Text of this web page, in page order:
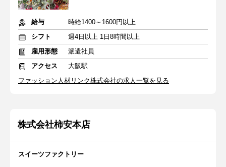
給与
時給1400～1600円以上
シフト
週4日以上 1日8時間以上
雇用形態
派遣社員
アクセス
大阪駅
ファッション人材リンク株式会社の求人一覧を見る
株式会社柿安本店
スイーツファクトリー